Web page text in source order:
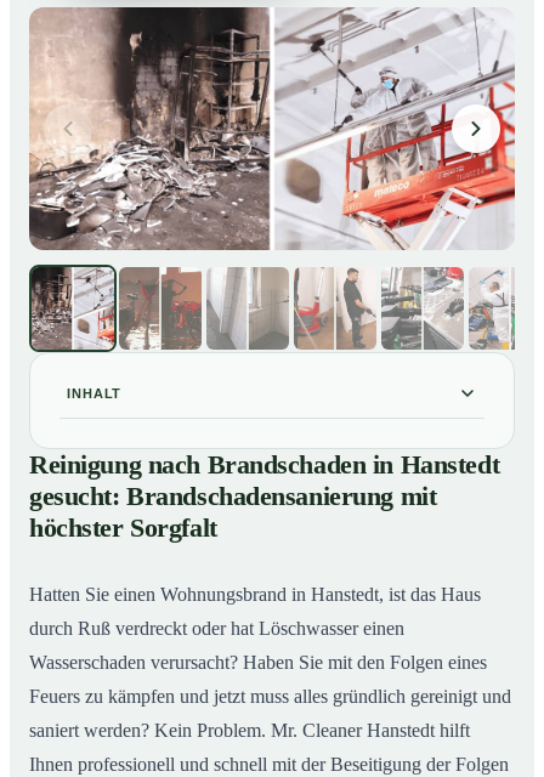
INHALT
01Reinigung nach Brandschaden in Hanstedt gesucht:
Brandschadensanierung mit höchster Sorgfalt
02 Brandreinigung in Hanstedt – Profis im Einsatz
Reinigung nach Brandschaden in Hanstedt
gesucht: Brandschadensanierung mit
höchster Sorgfalt
Hatten Sie einen Wohnungsbrand in Hanstedt, ist das Haus
durch Ruß verdreckt oder hat Löschwasser einen
Wasserschaden verursacht? Haben Sie mit den Folgen eines
Feuers zu kämpfen und jetzt muss alles gründlich gereinigt und
saniert werden? Kein Problem. Mr. Cleaner Hanstedt hilft
Ihnen professionell und schnell mit der Beseitigung der Folgen